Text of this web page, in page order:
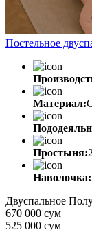
Постельное
Материал:
Простыня:
Наволочка:
Двуспальное
670 000 сум
525 000 сум